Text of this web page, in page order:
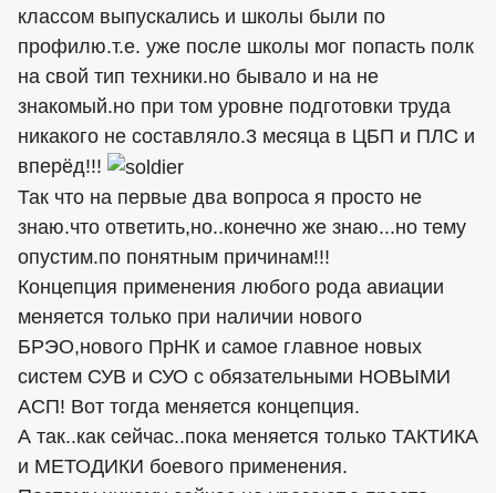
классом выпускались и школы были по
профилю.т.е. уже после школы мог попасть полк
на свой тип техники.но бывало и на не
знакомый.но при том уровне подготовки труда
никакого не составляло.3 месяца в ЦБП и ПЛС и
вперёд!!!
Так что на первые два вопроса я просто не
знаю.что ответить,но..конечно же знаю...но тему
опустим.по понятным причинам!!!
Концепция применения любого рода авиации
меняется только при наличии нового
БРЭО,нового ПрНК и самое главное новых
систем СУВ и СУО с обязательными НОВЫМИ
АСП! Вот тогда меняется концепция.
А так..как сейчас..пока меняется только ТАКТИКА
и МЕТОДИКИ боевого применения.